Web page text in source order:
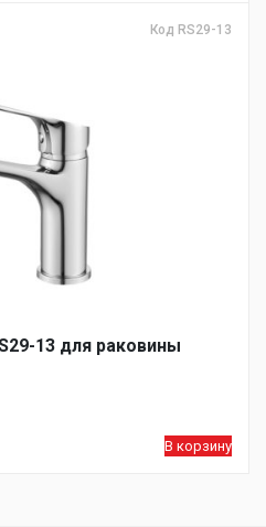
Код RS29-13
13 для раковины
В корзину